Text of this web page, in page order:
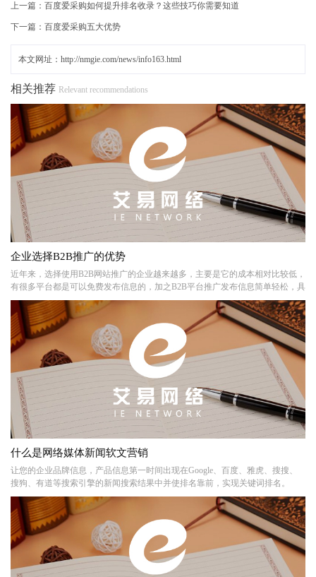
上一篇： 百度爱采购如何提升排名收录？这些技巧你需要知道
下一篇： 百度爱采购五大优势
本文网址：http://nmgie.com/news/info163.html
相关推荐 Relevant recommendations
企业选择B2B推广的优势
近年来，选择使用B2B网站推广的企业越来越多，主要是它的成本相对比较低，
有很多平台都是可以免费发布信息的，加之B2B平台推广发布信息简单轻松，具
体推广起来范围也比较广泛，在国内推广起来维护难度比较小，平时可以更新
不多的内容就可以达到很好的营销效果。
什么是网络媒体新闻软文营销
让您的企业品牌信息，产品信息第一时间出现在Google、百度、雅虎、搜搜、
搜狗、有道等搜索引擎的新闻搜索结果中并使排名靠前，实现关键词排名。